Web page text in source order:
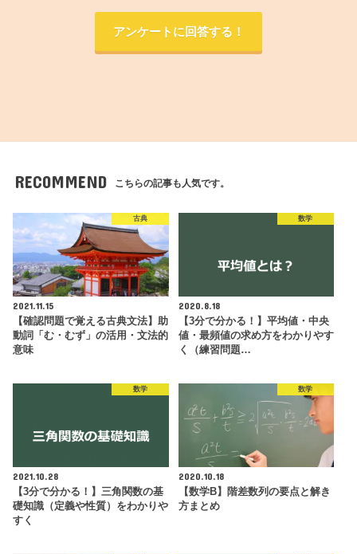
アンケートに回答する！
RECOMMEND こちらの記事も人気です。
古典
2021.11.15
【確認問題で覚える古典文法】助
動詞「む・むず」の活用・文法的
意味
数学
2020.8.18
【3分で分かる！】平均値・中央
値・最頻値の求め方をわかりやす
く（練習問題…
数学
2021.10.28
【3分で分かる！】三角関数の基
礎知識（定義や性質）をわかりや
すく
数学
2020.10.18
【数学B】階差数列の要点と解き
方まとめ